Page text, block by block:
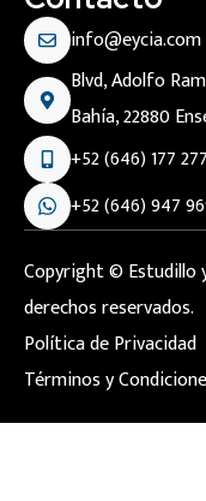
info@eycia.com
Blvd, Adolfo
Bahía, 22880
+52 (646) 177
+52 (646) 947
Copyright © Estudillo
derechos reservados.
Política de Privacidad
Términos y